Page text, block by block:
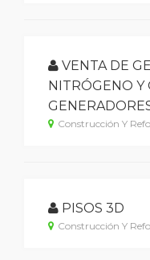
VENTA DE
NITRÓGENO Y
Construcción Y
PISOS 3D
Construcción Y